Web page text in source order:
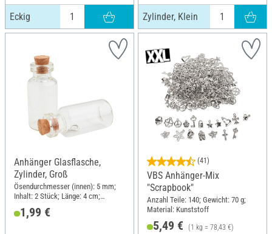
Eckig Zylinder, Klein
Anhänger Glasflasche,
Zylinder, Groß
Ösendurchmesser (innen): 5 mm;
Inhalt: 2 Stück; Länge: 4 cm;
Durchmesser (außen): 1.8 cm;
Material: Glas
1,99 €
(41)
VBS Anhänger-Mix
"Scrapbook"
Anzahl Teile: 140; Gewicht: 70 g;
Material: Kunststoff
5,49 € (1 kg = 78,43 €)